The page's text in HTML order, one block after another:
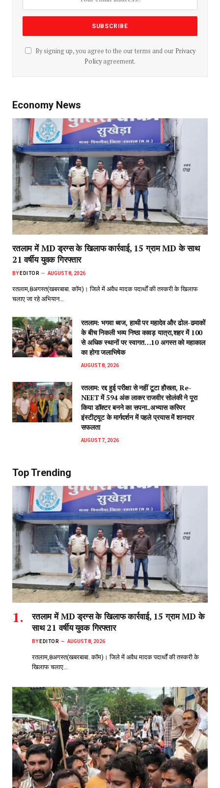
By signing up, you agree to the our terms and our Privacy
Policyagreement.
Economy News
रतलाम में MD ड्रग्स के खिलाफ कार्रवाई, 15 ग्राम MD के साथ
21 वर्षीय युवक गिरफ्तार
BY EDITOR AUGUST 8, 2026
रतलाम,8अगस्त(खबरबाबा. कॉम)। जिले में अवैध मादक पदार्थों की तस्करी के खिलाफ
चलाए जा रहे अभियान…
रतलाम: भगवा ध्वज, हाथी पर महादेव और ढोल-ढमाकों
के बीच निकली भव्य निष्ठा कावड़ यात्रा,शहर में 100
से अधिक स्थानों पर स्वागत…10 अगस्त को महाकाल
का होगा जलाभिषेक
AUGUST 8, 2026
रतलाम: रद्द हुई परीक्षा से नहीं टूटा हौसला, Re-
NEET में 594 अंक लाकर राजवीर सोलंकी ने पूरा
किया डॉक्टर बनने का सपना..अभ्यास करियर
इंस्टीट्यूट के मार्गदर्शन में पहले प्रयास में शानदार
सफलता
AUGUST 7, 2026
Top Trending
रतलाम में MD ड्रग्स के खिलाफ कार्रवाई, 15 ग्राम MD के
साथ 21 वर्षीय युवक गिरफ्तार
BY EDITOR AUGUST 8, 2026
रतलाम,8अगस्त(खबरबाबा. कॉम)। जिले में अवैध मादक पदार्थों की तस्करी के
खिलाफ चलाए…